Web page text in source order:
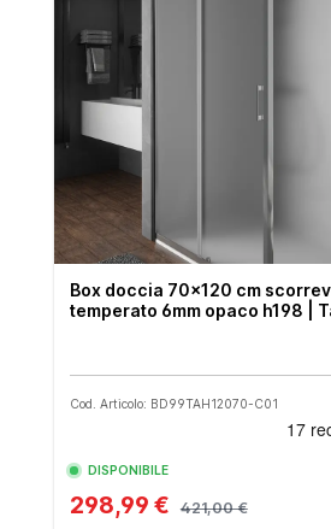
Box doccia 70x120 cm
temperato 6mm opaco h198 |
Cod. Articolo: BD99TAH12070-C01
DISPONIBILE
298,99 € 421,00 €